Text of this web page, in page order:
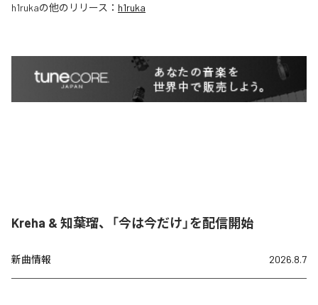
h1rukaの他のリリース： h1ruka
Kreha & 知葉瑠、「今は今だけ」を配信開始
新曲情報 2026.8.7